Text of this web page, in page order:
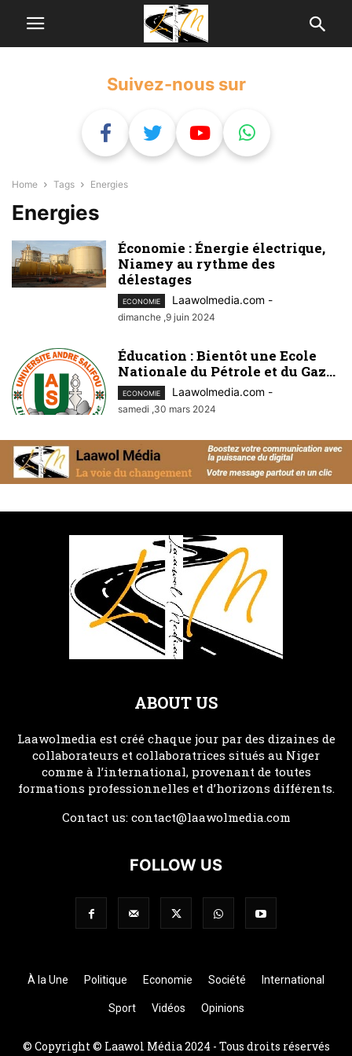
Suivez-nous sur
Home Tags Energies
Energies
Économie : Énergie électrique,
Niamey au rythme des
délestages
ECONOMIE Laawolmedia.com -
dimanche ,9 juin 2024
Éducation : Bientôt une Ecole
Nationale du Pétrole et du Gaz...
ECONOMIE Laawolmedia.com -
samedi ,30 mars 2024
ABOUT US
Laawolmedia est créé chaque jour par des dizaines de
collaborateurs et collaboratrices situés au Niger
comme à l’international, provenant de toutes
formations professionnelles et d’horizons différents.
Contact us: contact@laawolmedia.com
FOLLOW US
À la Une Politique Economie Société International
Sport Vidéos Opinions
© Copyright © Laawol Média 2024 - Tous droits réservés